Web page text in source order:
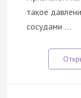
такое
сосудами …